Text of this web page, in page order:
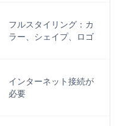
フルスタイリング：カ
ラー、シェイプ、ロゴ
インターネット接続が
必要